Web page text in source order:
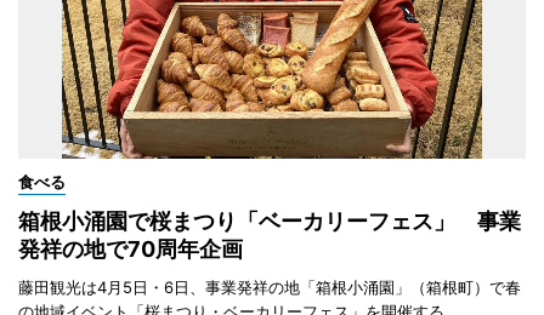
食べる
箱根小涌園で桜まつり「ベーカリーフェス」 事業
発祥の地で70周年企画
藤田観光は4月5日・6日、事業発祥の地「箱根小涌園」（箱根町）で春